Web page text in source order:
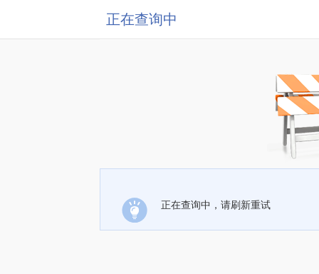
正在查询中
正在查询中，请刷新重试